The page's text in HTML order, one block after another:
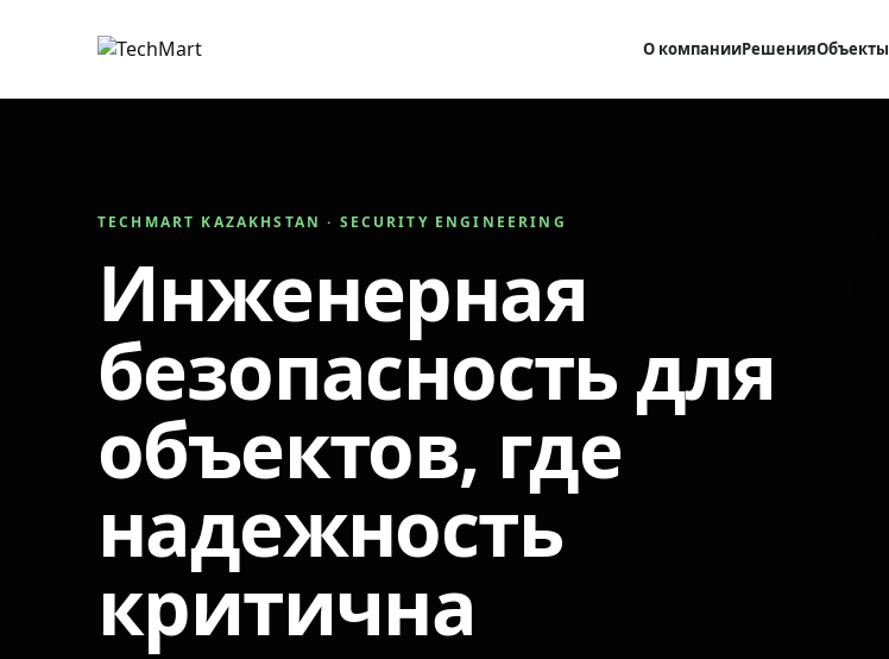
О компанииРешенияОбъекты
TECHMART KAZAKHSTAN · SECURITY ENGINEERING
Инженерная
безопасность для
объектов, где
надежность
критична